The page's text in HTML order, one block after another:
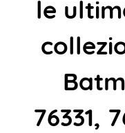
le
76331,